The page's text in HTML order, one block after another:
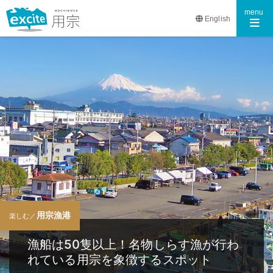
Toggle
menu
English
漁船は50隻以上！名物しらす漁が行わ
れている用宗を象徴するスポット
楽しむ／ 用宗漁港